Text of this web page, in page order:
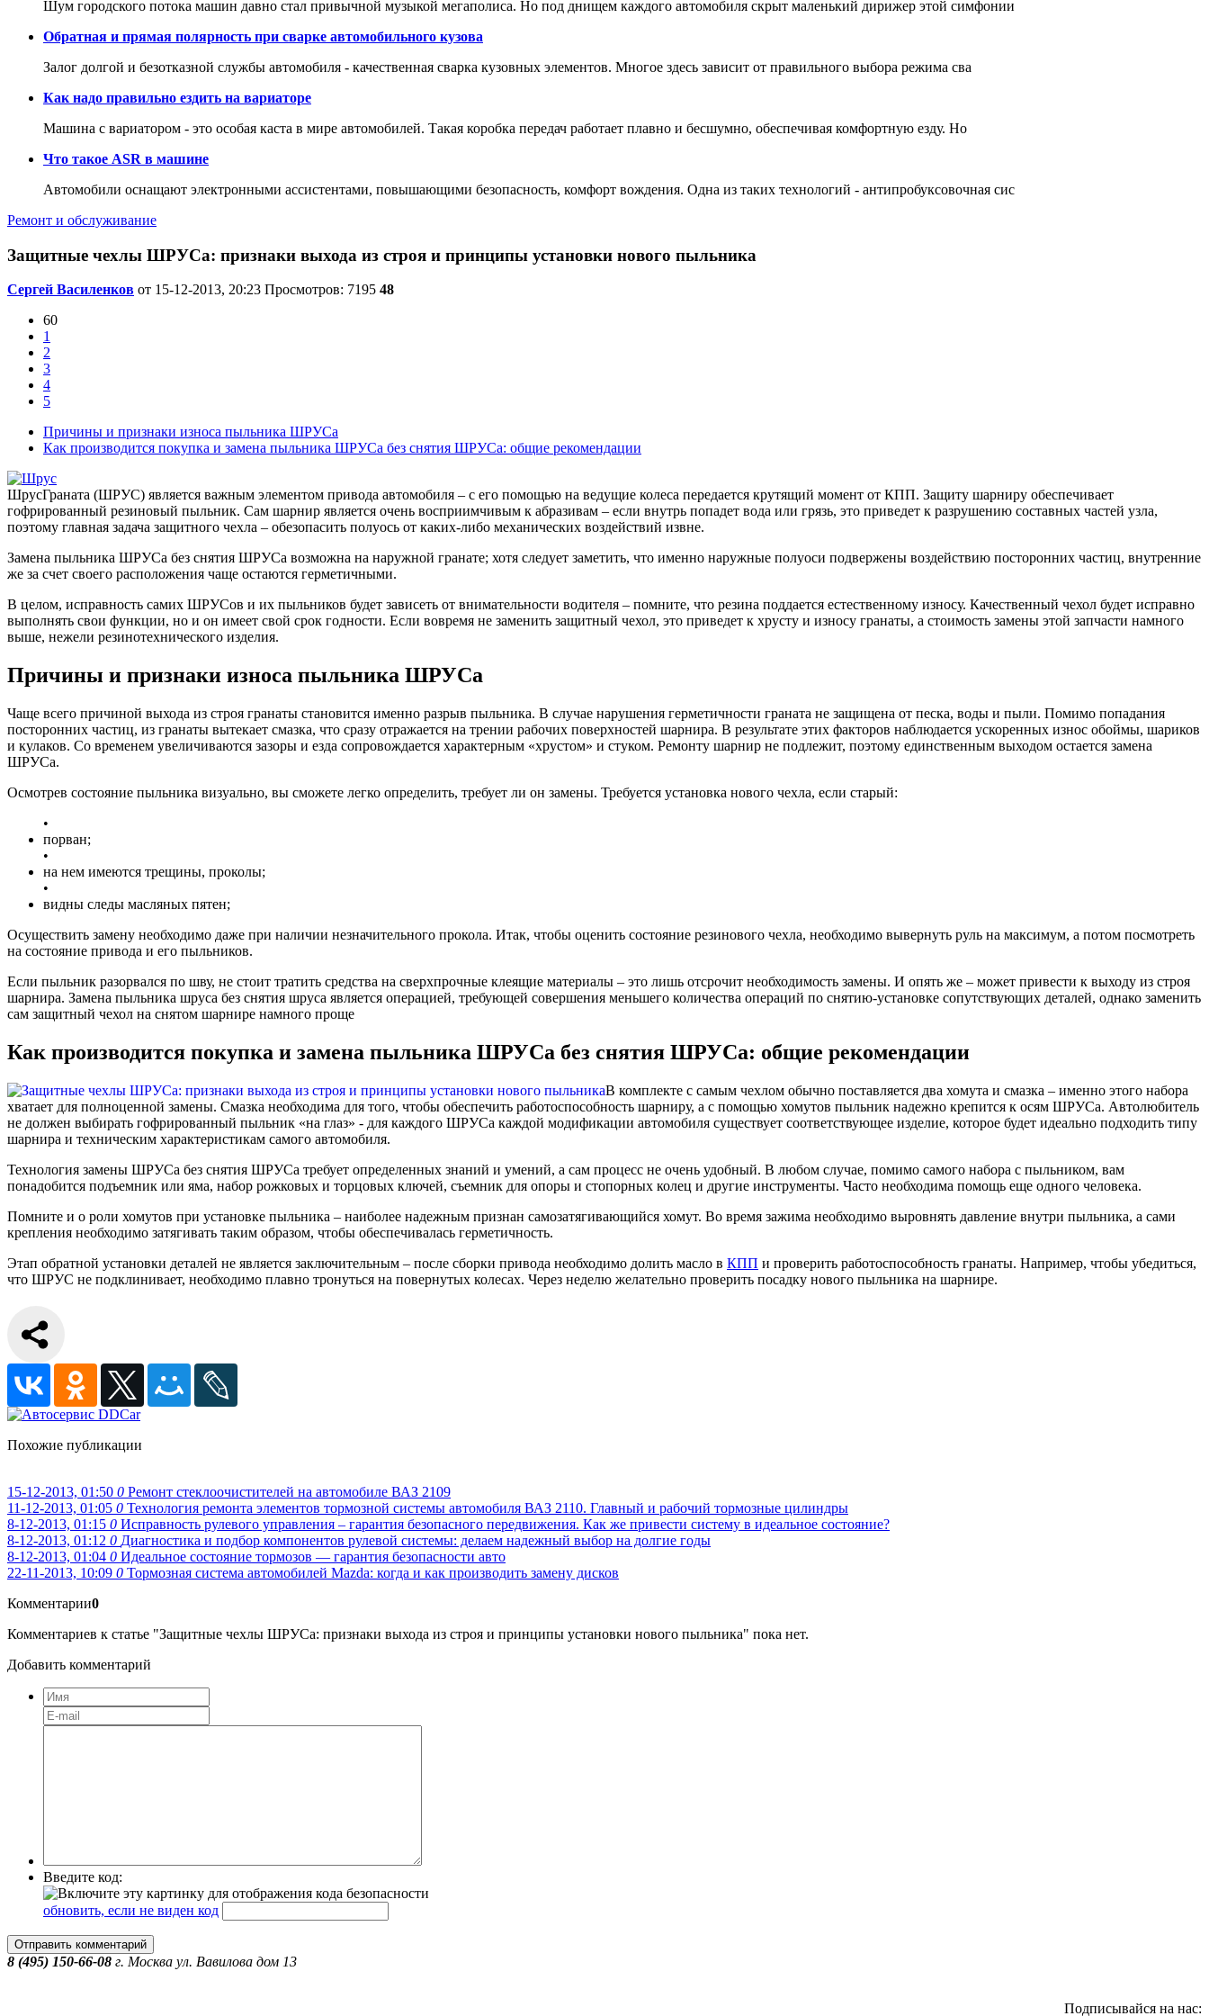
Шум городского потока машин давно стал привычной музыкой мегаполиса. Но под днищем каждого автомобиля скрыт маленький дирижер этой симфонии
Обратная и прямая полярность при сварке автомобильного кузова
Залог долгой и безотказной службы автомобиля - качественная сварка кузовных элементов. Многое здесь зависит от правильного выбора режима сва
Как надо правильно ездить на вариаторе
Машина с вариатором - это особая каста в мире автомобилей. Такая коробка передач работает плавно и бесшумно, обеспечивая комфортную езду. Но
Что такое ASR в машине
Автомобили оснащают электронными ассистентами, повышающими безопасность, комфорт вождения. Одна из таких технологий - антипробуксовочная сис
Ремонт и обслуживание
Защитные чехлы ШРУСа: признаки выхода из строя и принципы установки нового пыльника
Сергей Василенков от 15-12-2013, 20:23 Просмотров: 7195 48
60
1
2
3
4
5
Причины и признаки износа пыльника ШРУСа
Как производится покупка и замена пыльника ШРУСа без снятия ШРУСа: общие рекомендации
ШрусГраната (ШРУС) является важным элементом привода автомобиля – с его помощью на ведущие колеса передается крутящий момент от КПП. Защиту шарниру обеспечивает
гофрированный резиновый пыльник. Сам шарнир является очень восприимчивым к абразивам – если внутрь попадет вода или грязь, это приведет к разрушению составных частей узла,
поэтому главная задача защитного чехла – обезопасить полуось от каких-либо механических воздействий извне.
Замена пыльника ШРУСа без снятия ШРУСа возможна на наружной гранате; хотя следует заметить, что именно наружные полуоси подвержены воздействию посторонних частиц, внутренние
же за счет своего расположения чаще остаются герметичными.
В целом, исправность самих ШРУСов и их пыльников будет зависеть от внимательности водителя – помните, что резина поддается естественному износу. Качественный чехол будет исправно
выполнять свои функции, но и он имеет свой срок годности. Если вовремя не заменить защитный чехол, это приведет к хрусту и износу гранаты, а стоимость замены этой запчасти намного
выше, нежели резинотехнического изделия.
Причины и признаки износа пыльника ШРУСа
Чаще всего причиной выхода из строя гранаты становится именно разрыв пыльника. В случае нарушения герметичности граната не защищена от песка, воды и пыли. Помимо попадания
посторонних частиц, из гранаты вытекает смазка, что сразу отражается на трении рабочих поверхностей шарнира. В результате этих факторов наблюдается ускоренных износ обоймы, шариков
и кулаков. Со временем увеличиваются зазоры и езда сопровождается характерным «хрустом» и стуком. Ремонту шарнир не подлежит, поэтому единственным выходом остается замена
ШРУСа.
Осмотрев состояние пыльника визуально, вы сможете легко определить, требует ли он замены. Требуется установка нового чехла, если старый:
•
порван;
•
на нем имеются трещины, проколы;
•
видны следы масляных пятен;
Осуществить замену необходимо даже при наличии незначительного прокола. Итак, чтобы оценить состояние резинового чехла, необходимо вывернуть руль на максимум, а потом посмотреть
на состояние привода и его пыльников.
Если пыльник разорвался по шву, не стоит тратить средства на сверхпрочные клеящие материалы – это лишь отсрочит необходимость замены. И опять же – может привести к выходу из строя
шарнира. Замена пыльника шруса без снятия шруса является операцией, требующей совершения меньшего количества операций по снятию-установке сопутствующих деталей, однако заменить
сам защитный чехол на снятом шарнире намного проще
Как производится покупка и замена пыльника ШРУСа без снятия ШРУСа: общие рекомендации
В комплекте с самым чехлом обычно поставляется два хомута и смазка – именно этого набора
хватает для полноценной замены. Смазка необходима для того, чтобы обеспечить работоспособность шарниру, а с помощью хомутов пыльник надежно крепится к осям ШРУСа. Автолюбитель
не должен выбирать гофрированный пыльник «на глаз» - для каждого ШРУСа каждой модификации автомобиля существует соответствующее изделие, которое будет идеально подходить типу
шарнира и техническим характеристикам самого автомобиля.
Технология замены ШРУСа без снятия ШРУСа требует определенных знаний и умений, а сам процесс не очень удобный. В любом случае, помимо самого набора с пыльником, вам
понадобится подъемник или яма, набор рожковых и торцовых ключей, съемник для опоры и стопорных колец и другие инструменты. Часто необходима помощь еще одного человека.
Помните и о роли хомутов при установке пыльника – наиболее надежным признан самозатягивающийся хомут. Во время зажима необходимо выровнять давление внутри пыльника, а сами
крепления необходимо затягивать таким образом, чтобы обеспечивалась герметичность.
Этап обратной установки деталей не является заключительным – после сборки привода необходимо долить масло в КПП и проверить работоспособность гранаты. Например, чтобы убедиться,
что ШРУС не подклинивает, необходимо плавно тронуться на повернутых колесах. Через неделю желательно проверить посадку нового пыльника на шарнире.
Похожие публикации
15-12-2013, 01:50 0 Ремонт стеклоочистителей на автомобиле ВАЗ 2109
11-12-2013, 01:05 0 Технология ремонта элементов тормозной системы автомобиля ВАЗ 2110. Главный и рабочий тормозные цилиндры
8-12-2013, 01:15 0 Исправность рулевого управления – гарантия безопасного передвижения. Как же привести систему в идеальное состояние?
8-12-2013, 01:12 0 Диагностика и подбор компонентов рулевой системы: делаем надежный выбор на долгие годы
8-12-2013, 01:04 0 Идеальное состояние тормозов — гарантия безопасности авто
22-11-2013, 10:09 0 Тормозная система автомобилей Mazda: когда и как производить замену дисков
Комментарии0
Комментариев к статье "Защитные чехлы ШРУСа: признаки выхода из строя и принципы установки нового пыльника" пока нет.
Добавить комментарий
Введите код:
обновить, если не виден код
Отправить комментарий
8 (495) 150-66-08 г. Москва ул. Вавилова дом 13
Подписывайся на нас: